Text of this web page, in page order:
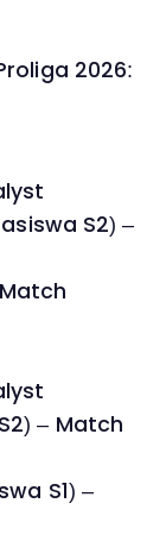
2026:
S2) –
– Match
S1) –